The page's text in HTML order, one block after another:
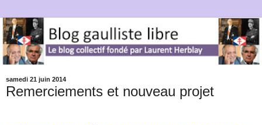
samedi 21 juin 2014
Remerciements et nouveau projet